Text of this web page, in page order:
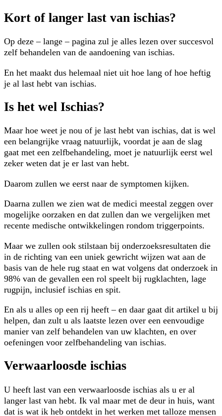
Kort of langer last van ischias?
Op deze – lange – pagina zul je alles lezen over succesvol
zelf behandelen van de aandoening van ischias.
En het maakt dus helemaal niet uit hoe lang of hoe heftig
je al last hebt van ischias.
Is het wel Ischias?
Maar hoe weet je nou of je last hebt van ischias, dat is wel
een belangrijke vraag natuurlijk, voordat je aan de slag
gaat met een zelfbehandeling, moet je natuurlijk eerst wel
zeker weten dat je er last van hebt.
Daarom zullen we eerst naar de symptomen kijken.
Daarna zullen we zien wat de medici meestal zeggen over
mogelijke oorzaken en dat zullen dan we vergelijken met
recente medische ontwikkelingen rondom triggerpoints.
Maar we zullen ook stilstaan bij onderzoeksresultaten die
in de richting van een uniek gewricht wijzen wat aan de
basis van de hele rug staat en wat volgens dat onderzoek in
98% van de gevallen een rol speelt bij rugklachten, lage
rugpijn, inclusief ischias en spit.
En als u alles op een rij heeft – en daar gaat dit artikel u bij
helpen, dan zult u als laatste lezen over een eenvoudige
manier van zelf behandelen van uw klachten, en over
oefeningen voor zelfbehandeling van ischias.
Verwaarloosde ischias
U heeft last van een verwaarloosde ischias als u er al
langer last van hebt. Ik val maar met de deur in huis, want
dat is wat ik heb ontdekt in het werken met talloze mensen